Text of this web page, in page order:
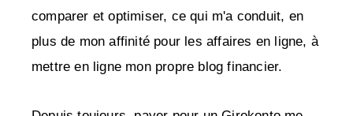
comparer et optimiser, ce qui m'a conduit, en
plus de mon affinité pour les affaires en ligne, à
mettre en ligne mon propre blog financier.